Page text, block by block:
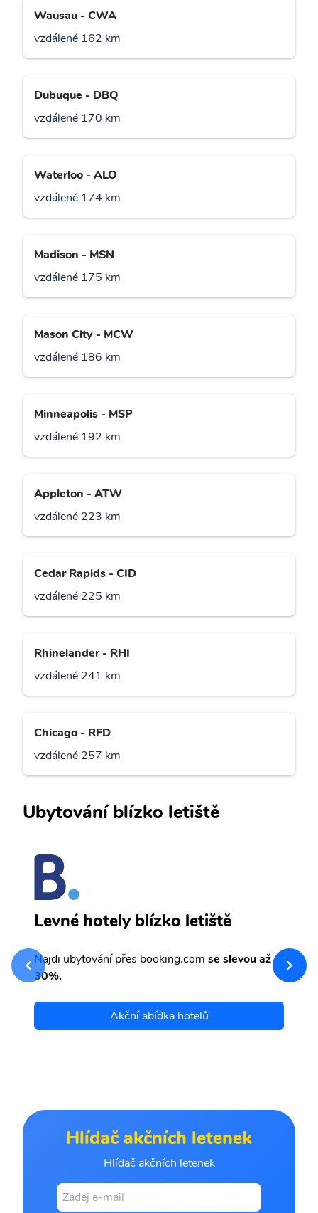
Wausau - CWA
vzdálené 162 km
Dubuque - DBQ
vzdálené 170 km
Waterloo - ALO
vzdálené 174 km
Madison - MSN
vzdálené 175 km
Mason City - MCW
vzdálené 186 km
Minneapolis - MSP
vzdálené 192 km
Appleton - ATW
vzdálené 223 km
Cedar Rapids - CID
vzdálené 225 km
Rhinelander - RHI
vzdálené 241 km
Chicago - RFD
vzdálené 257 km
Ubytování blízko letiště
Levné hotely blízko letiště
Najdi ubytování přes booking.com se slevou až
30%.
Akční abídka hotelů
Hlídač akčních letenek
Hlídač akčních letenek